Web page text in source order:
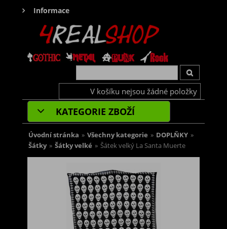
Informace
V košíku nejsou žádné položky
KATEGORIE ZBOŽÍ
Úvodní stránka » Všechny kategorie » DOPLŇKY »
Šátky » Šátky velké » Šátek velký La Santa Muerte